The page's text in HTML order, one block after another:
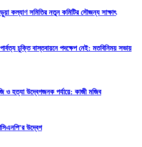
কল্যাণ সমিতির নতুন কমিটির সৌজন্য সাক্ষাৎ
চুক্তি বাস্তবায়নে পদক্ষেপ নেই: মতবিনিময় সভায়
ও হত্যা উদ্বেগজনক পর্যায়ে: কাজী মজিব
উদ্বেগ